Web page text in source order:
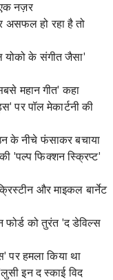
नज़र
असफल हो रहा है तो
योको के संगीत जैसा'
महान गीत' कहा
पर पॉल मेकार्टनी की
के नीचे फंसाकर बचाया
'पल्प फिक्शन स्क्रिप्ट'
और माइकल बार्नेट
फोर्ड को तुरंत 'द डेविल्स
पर हमला किया था
इन द स्काई विद